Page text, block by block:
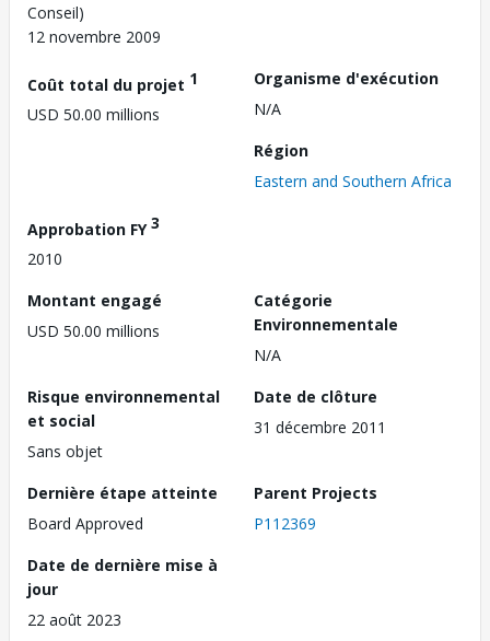
Conseil)
12 novembre 2009
Coût total du projet 1
USD 50.00 millions
Organisme d'exécution
N/A
Région
Eastern and Southern Africa
Approbation FY3
2010
Montant engagé
USD 50.00 millions
Catégorie
Environnementale
N/A
Risque environnemental
et social
Sans objet
Date de clôture
31 décembre 2011
Dernière étape atteinte
Board Approved
Parent Projects
P112369
Date de dernière mise à
jour
22 août 2023